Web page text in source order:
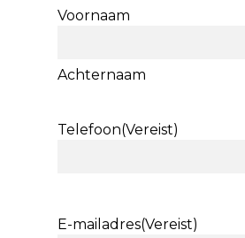
Voornaam
Achternaam
Telefoon(Vereist)
E-mailadres(Vereist)